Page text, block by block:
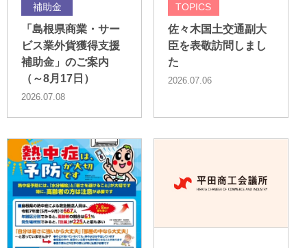
補助金
「島根県商業・サー
ビス業外貨獲得支援
補助金」のご案内
（～8月17日）
2026.07.08
TOPICS
佐々木国土交通副大
臣を表敬訪問しまし
た
2026.07.06